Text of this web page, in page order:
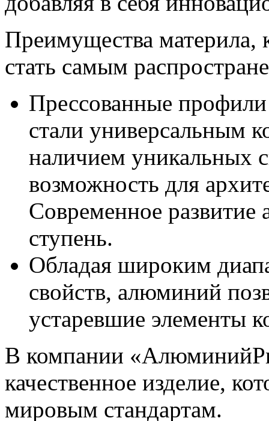
Преимущества
стать самым
Прессованные
стали универсальным
наличием уникальных
возможность для
Современное
ступень.
Обладая широким
свойств, алюминий
устаревшие элементы
В компании
качественное изделие,
мировым стандартам.